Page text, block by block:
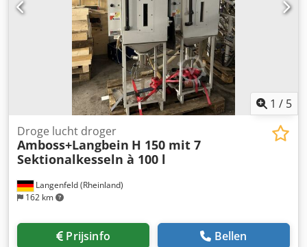
1 / 5
Langenfeld (Rheinland)
162 km
Droge lucht droger
Amboss+Langbein H 150 mit 7
Sektionalkesseln à 100 l
Prijsinfo Bellen